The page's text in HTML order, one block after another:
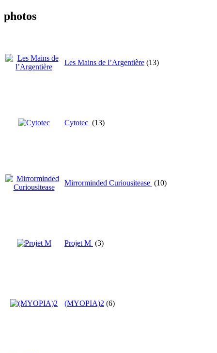
photos
Les Mains de l’Argentière (13)
Cytotec (13)
Mirrorminded Curiousitease (10)
Projet M (3)
(MYOPIA)2 (6)